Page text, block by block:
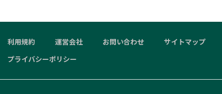
利用規約 運営会社 お問い合わせ
サイトマップ
プライバシーポリシー